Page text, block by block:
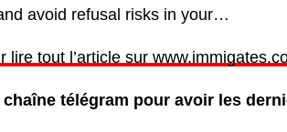
avoid refusal risks in your…
lire tout l’article sur
télégram pour avoir les